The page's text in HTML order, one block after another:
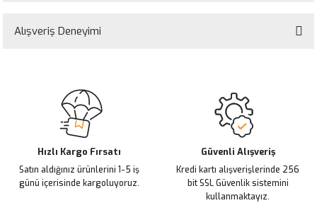
yetersiz gördüğünüz noktaları öneri formunu kullanarak tarafımıza
Ürün resmi kalitesiz, bozuk veya görüntülenemiyor.
Ürün açıklamasında eksik bilgiler bulunuyor.
Ürün bilgilerinde hatalar bulunuyor.
Ürün fiyatı diğer sitelerden daha pahalı.
Bu ürüne benzer farklı alternatifler olmalı.
Alışveriş Deneyimi
Hızlı Kargo Fırsatı
Satın aldığınız ürünlerini 1-5 iş
günü içerisinde kargoluyoruz.
Güvenli Alışveriş
Kredi kartı alışverişlerinde 256
bit SSL Güvenlik sistemini
kullanmaktayız.